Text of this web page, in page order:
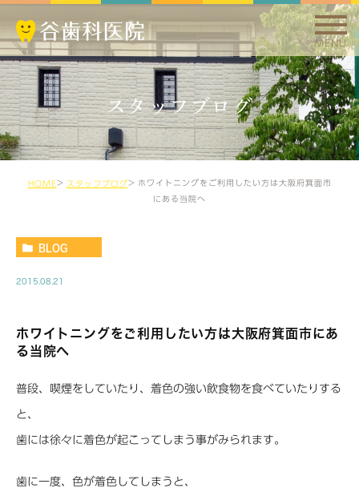
MENU
スタッフブログ
HOME スタッフブログ
ホワイトニングをご利用したい方は大阪府箕面市
にある当院へ
BLOG
2015.08.21
ホワイトニングをご利用したい方は大阪府箕面市にあ
る当院へ
普段、喫煙をしていたり、着色の強い飲食物を食べていたりする
と、
歯には徐々に着色が起こってしまう事がみられます。
歯に一度、色が着色してしまうと、